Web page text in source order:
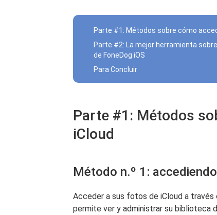
Parte #1: Métodos sobre cómo
Parte #2: La mejor herramienta
de FoneDog iOS
Para Concluir
Parte #1: Métodos
iCloud
Método n.º 1:
Acceder a sus fotos de iCloud a través
permite ver y administrar su biblioteca